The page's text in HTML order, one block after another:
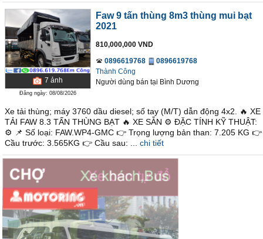
7 ảnh
Đăng ngày: 08/08/2026
Faw 9 tấn thùng 8m3 thùng mui bạt
2021
810,000,000 VND
0896619768
0896619768
Thành Công
Người dùng bán tại Bình Dương
Xe tải thùng; máy 3760 dầu diesel; số tay (M/T) dẫn động 4x2. 🔥 XE
TẢI FAW 8.3 TẤN THÙNG BẠT 🔥 XE SẴN ⚙ ĐẶC TÍNH KỸ THUẬT:
⚙ 📌 Số loại: FAW.WP4-GMC 👉 Trọng lượng bản than: 7.205 KG 👉
Cầu trước: 3.565KG 👉 Cầu sau: ...
chi tiết